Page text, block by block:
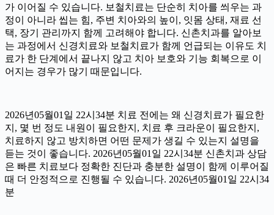
가 이어질 수 있습니다. 보철치료는 단순히 치아를 씌우는 과
정이 아니라 씹는 힘, 주변 치아와의 높이, 잇몸 상태, 재료 선
택, 장기 관리까지 함께 고려해야 합니다. 신촌치과를 알아보
는 과정에서 신경치료와 보철치료가 함께 언급되는 이유도 치
료가 한 단계에서 끝나지 않고 치아 보호와 기능 회복으로 이
어지는 경우가 많기 때문입니다.
2026년05월01일 22시34분 치료 전에는 왜 신경치료가 필요한
지, 몇 번 정도 내원이 필요한지, 치료 후 크라운이 필요한지,
치료하지 않고 방치하면 어떤 문제가 생길 수 있는지 설명을
듣는 것이 좋습니다. 2026년05월01일 22시34분 신촌치과 상담
은 빠른 치료보다 정확한 진단과 충분한 설명이 함께 이루어질
때 더 안정적으로 진행될 수 있습니다. 2026년05월01일 22시34
분